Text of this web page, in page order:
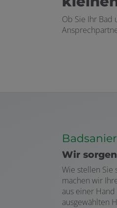
Ob Sie Ihr Bad
Wir
Wie stellen Sie
machen wir
aus einer
ausgewählten